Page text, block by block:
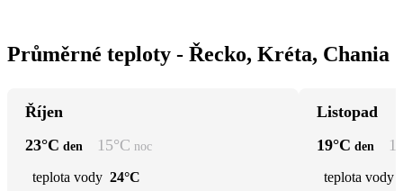
Průměrné teploty - Řecko, Kréta, Chania
Říjen
23°C den 15°C noc
teplota vody 24°C
Listopad
19°C den
teplota vody